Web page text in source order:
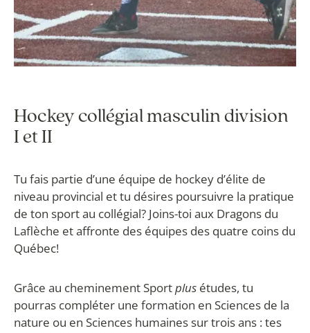
Hockey collégial masculin division
I et II
Tu fais partie d’une équipe de hockey d’élite de
niveau provincial et tu désires poursuivre la pratique
de ton sport au collégial? Joins-toi aux Dragons du
Laflèche et affronte des équipes des quatre coins du
Québec!
Grâce au cheminement Sportplus études, tu
pourras compléter une formation en Sciences de la
nature ou en Sciences humaines sur trois ans : tes